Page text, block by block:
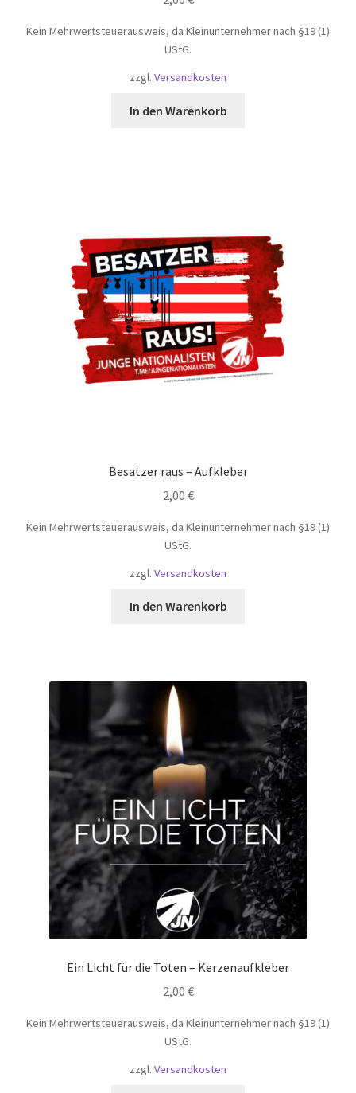
Kein Mehrwertsteuerausweis, da Kleinunternehmer nach §19 (1)
UStG.
zzgl. Versandkosten
In den Warenkorb
Besatzer raus – Aufkleber
2,00 €
Kein Mehrwertsteuerausweis, da Kleinunternehmer nach §19 (1)
UStG.
zzgl. Versandkosten
In den Warenkorb
Ein Licht für die Toten – Kerzenaufkleber
2,00 €
Kein Mehrwertsteuerausweis, da Kleinunternehmer nach §19 (1)
UStG.
zzgl. Versandkosten